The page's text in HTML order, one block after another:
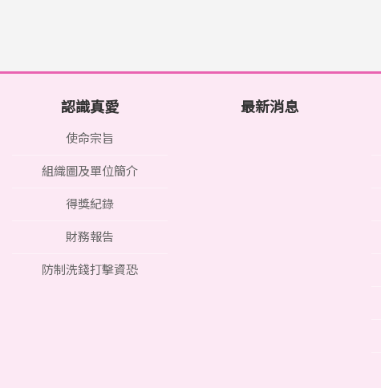
認識真愛
使命宗旨
組織圖及單位簡介
得獎紀錄
財務報告
防制洗錢打擊資恐
最新消息